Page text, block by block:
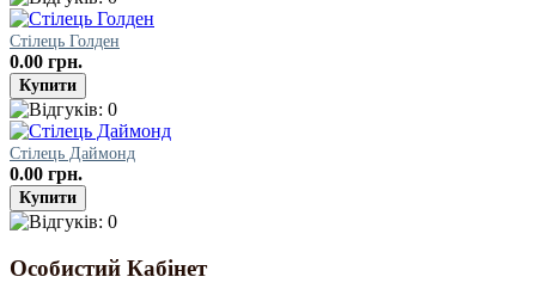
Стілець Голден
0.00 грн.
Стілець Даймонд
0.00 грн.
Особистий Кабінет